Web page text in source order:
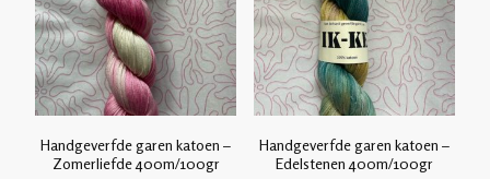
Handgeverfde garen katoen –
Zomerliefde 400m/100gr
Handgeverfde garen katoen –
Edelstenen 400m/100gr